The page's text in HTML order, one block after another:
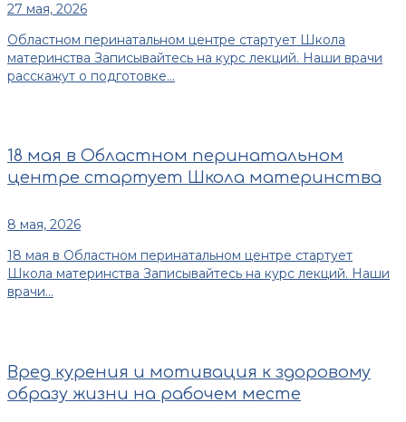
27 мая, 2026
Областном перинатальном центре стартует Школа
материнства Записывайтесь на курс лекций. Наши врачи
расскажут о подготовке...
18 мая в Областном перинатальном
центре стартует Школа материнства
8 мая, 2026
18 мая в Областном перинатальном центре стартует
Школа материнства Записывайтесь на курс лекций. Наши
врачи...
Вред курения и мотивация к здоровому
образу жизни на рабочем месте